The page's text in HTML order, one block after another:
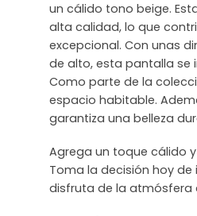
un cálido tono beige.
alta calidad, lo que
excepcional. Con unas
de alto, esta pantalla se
Como parte de la
espacio habitable.
garantiza una belleza
Agrega un toque cálido
Toma la decisión hoy
disfruta de la atmósfera